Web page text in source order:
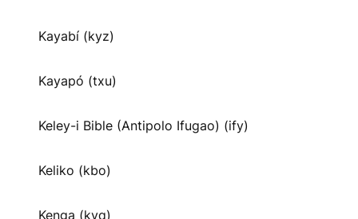
Kayabí (kyz)
Kayapó (txu)
Keley-i Bible (Antipolo Ifugao) (ify)
Keliko (kbo)
Kenga (kyq)